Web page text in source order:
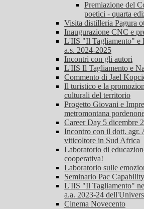
Premiazione del
poetici - quarta
Visita distilleria Pagura
Inaugurazione CNC e
L'IIS "Il Tagliamento" e
a.s. 2024-2025
Incontri con gli autori
L'IIS Il Tagliamento e
Commento di Jael
Il turistico e la
culturali del territorio
Progetto Giovani e
metromontana
Career Day 5 dicembre
Incontro con il dott. agr.
viticoltore in Sud Africa
Laboratorio di
cooperativa!
Laboratorio sulle
Seminario Pac Capability
L'IIS "Il Tagliamento"
a.a. 2023-24
Cinema Novecento